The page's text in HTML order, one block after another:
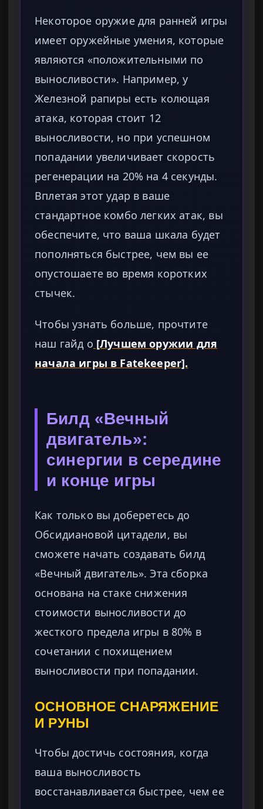
Некоторое оружие для ранней игры
имеет оружейные умения, которые
являются «положительными по
выносливости». Например, у
Железной рапиры есть колющая
атака, которая стоит 12
выносливости, но при успешном
попадании увеличивает скорость
регенерации на 20% на 4 секунды.
Вплетая этот удар в ваше
стандартное комбо легких атак, вы
обеспечите, что ваша шкала будет
пополняться быстрее, чем вы ее
опустошаете во время коротких
стычек.
Чтобы узнать больше, прочтите
наш гайд о [Лучшем оружии для
начала игры в Fatekeeper].
Билд «Вечный
двигатель»:
синергии в середине
и конце игры
Как только вы доберетесь до
Обсидиановой цитадели, вы
сможете начать создавать билд
«Вечный двигатель». Эта сборка
основана на стаке снижения
стоимости выносливости до
жесткого предела игры в 80% в
сочетании с похищением
выносливости при попадании.
ОСНОВНОЕ СНАРЯЖЕНИЕ
И РУНЫ
Чтобы достичь состояния, когда
ваша выносливость
восстанавливается быстрее, чем ее